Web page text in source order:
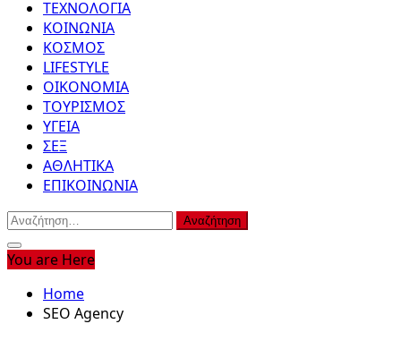
ΤΕΧΝΟΛΟΓΙΑ
ΚΟΙΝΩΝΙΑ
ΚΟΣΜΟΣ
LIFESTYLE
ΟΙΚΟΝΟΜΙΑ
ΤΟΥΡΙΣΜΟΣ
ΥΓΕΙΑ
ΣΕΞ
ΑΘΛΗΤΙΚΑ
ΕΠΙΚΟΙΝΩΝΙΑ
Αναζήτηση
για:
You are Here
Home
SEO Agency